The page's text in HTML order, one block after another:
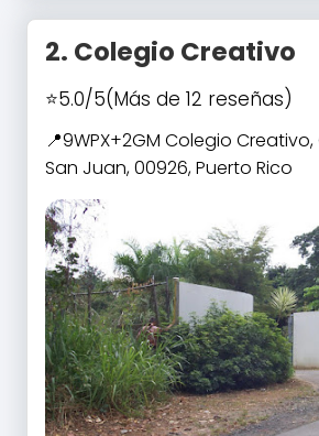
2. Colegio Creativo
5.0/5(Más de 12 reseñas)
9WPX+2GM Colegio
San Juan, 00926, Puerto Rico